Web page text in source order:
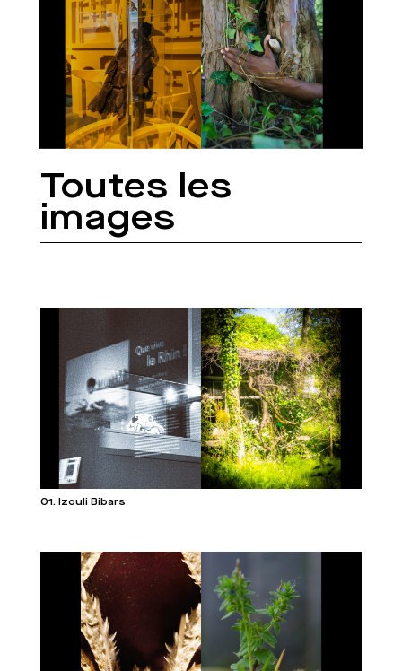
Toutes les
images
01. Izouli Bibars